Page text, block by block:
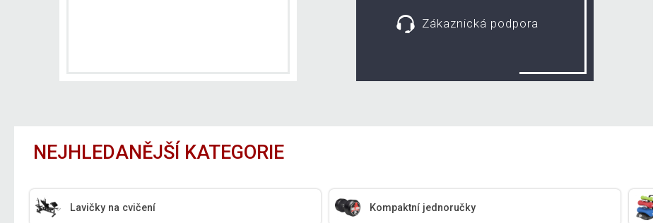
Zákaznická podpora
NEJHLEDANĚJŠÍ KATEGORIE
Lavičky na cvičení Kompaktní jednoručky